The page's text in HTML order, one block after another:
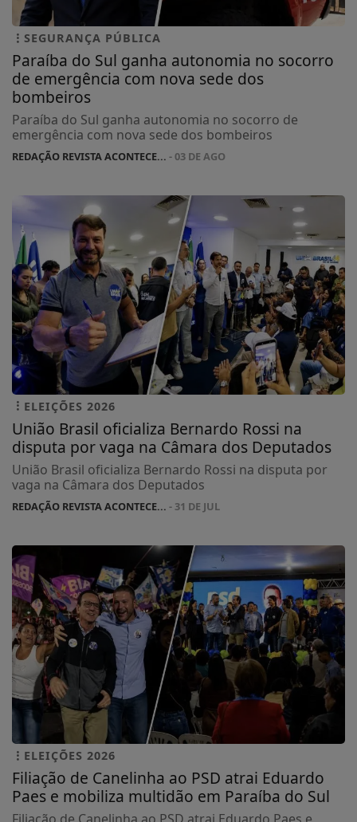
SEGURANÇA PÚBLICA
Paraíba do Sul ganha autonomia no socorro
de emergência com nova sede dos
bombeiros
Paraíba do Sul ganha autonomia no socorro de
emergência com nova sede dos bombeiros
REDAÇÃO REVISTA ACONTECE... - 03 DE AGO
ELEIÇÕES 2026
União Brasil oficializa Bernardo Rossi na
disputa por vaga na Câmara dos Deputados
União Brasil oficializa Bernardo Rossi na disputa por
vaga na Câmara dos Deputados
REDAÇÃO REVISTA ACONTECE... - 31 DE JUL
ELEIÇÕES 2026
Filiação de Canelinha ao PSD atrai Eduardo
Paes e mobiliza multidão em Paraíba do Sul
Filiação de Canelinha ao PSD atrai Eduardo Paes e